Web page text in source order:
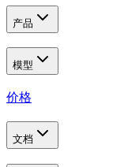
产品
模型
价格
文档